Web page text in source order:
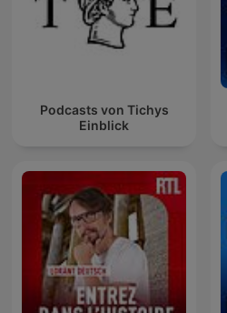
Podcasts von Tichys
Einblick